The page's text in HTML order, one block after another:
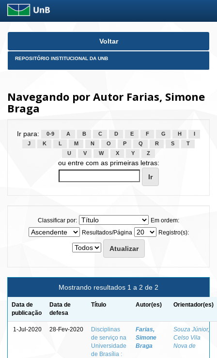
Skip
Voltar
REPOSITÓRIO INSTITUCIONAL DA UNB
Navegando por Autor Farias, Simone
Braga
Ir para: 0-9 A B C D E F G H
J
K L M N O P Q R S
T
U
V W X Y Z
ou entre com as primeiras letras:
Classificar por:
Em ordem:
Resultados/Página
Registro(s):
Mostrando resultados 1 a 2 de 2
Data de
publicação
Data de
defesa
Título Autor(es) Orientador(es)
1-Jul-2020 28-Fev-2020
Disciplinas
de serviço na
Universidade
de Brasília :
Farias,
Simone
Braga
Souza Júnior,
Celso Vila
Nova de